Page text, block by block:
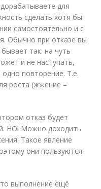
для
сделать хотя бы
самостоятельно и с
Обычно при отказе вы
так: на чуть
и не наступать,
повторение. Т.е.
роста (жжение =
отказ будет
НО! Можно доходить
Такое явление
они пользуются
выполнение ещё